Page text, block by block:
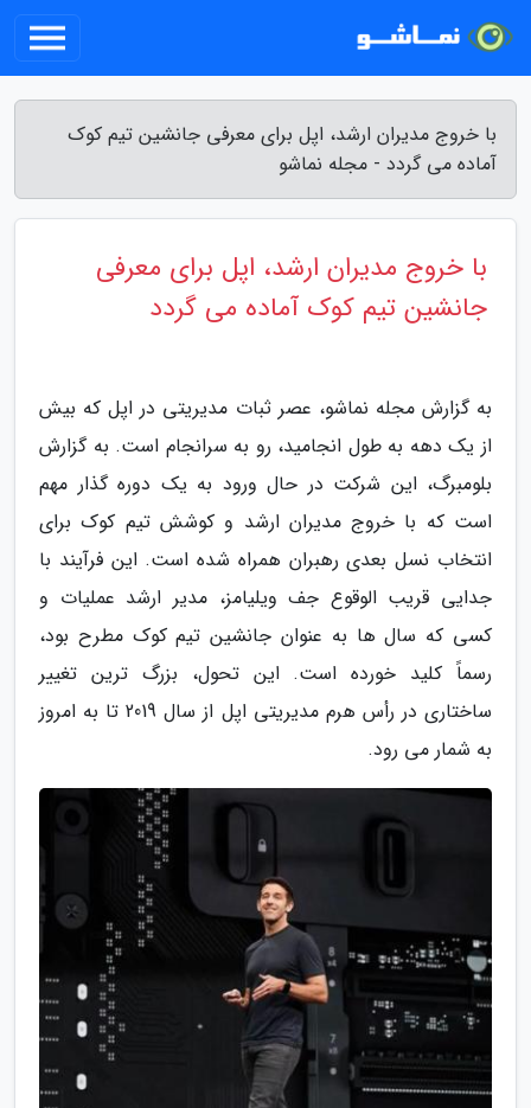
با خروج مدیران ارشد، اپل برای معرفی جانشین تیم کوک
آماده می گردد - مجله نماشو
با خروج مدیران ارشد، اپل برای معرفی
جانشین تیم کوک آماده می گردد
به گزارش مجله نماشو، عصر ثبات مدیریتی در اپل که بیش
از یک دهه به طول انجامید، رو به سرانجام است. به گزارش
بلومبرگ، این شرکت در حال ورود به یک دوره گذار مهم
است که با خروج مدیران ارشد و کوشش تیم کوک برای
انتخاب نسل بعدی رهبران همراه شده است. این فرآیند با
جدایی قریب الوقوع جف ویلیامز، مدیر ارشد عملیات و
کسی که سال ها به عنوان جانشین تیم کوک مطرح بود،
رسماً کلید خورده است. این تحول، بزرگ ترین تغییر
ساختاری در رأس هرم مدیریتی اپل از سال 2019 تا به امروز
به شمار می رود.